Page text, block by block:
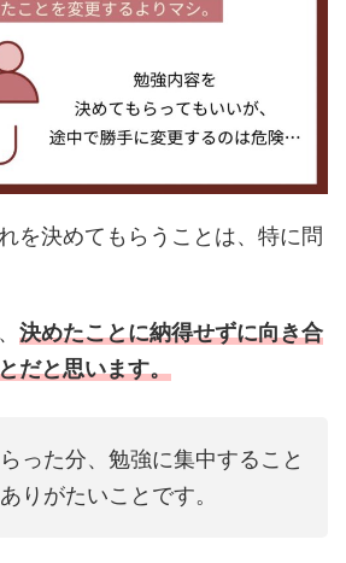
を決めてもらうことは、特に問
決めたことに納得せずに向き合
だと思います。
った分、勉強に集中すること
りがたいことです。